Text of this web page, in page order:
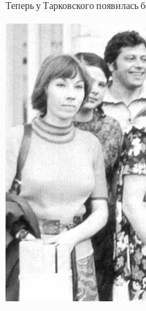
Теперь у Тарковского